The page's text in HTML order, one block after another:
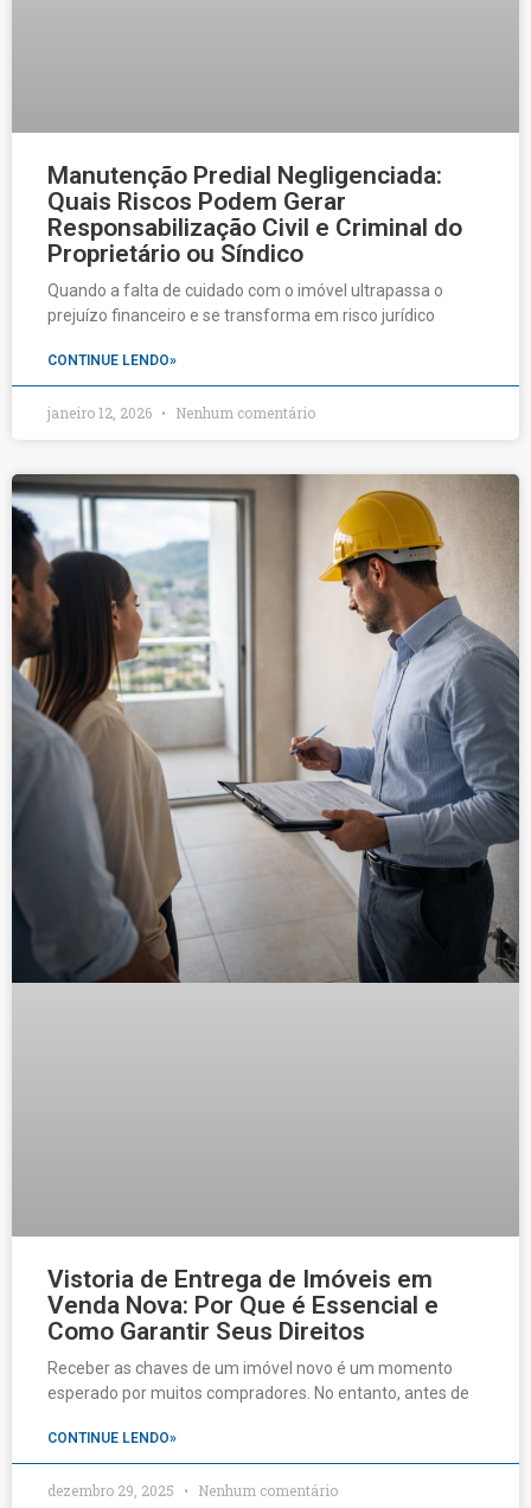
Manutenção Predial Negligenciada:
Quais Riscos Podem Gerar
Responsabilização Civil e Criminal do
Proprietário ou Síndico
Quando a falta de cuidado com o imóvel ultrapassa o
prejuízo financeiro e se transforma em risco jurídico
CONTINUE LENDO»
janeiro 12, 2026 Nenhum comentário
Vistoria de Entrega de Imóveis em
Venda Nova: Por Que é Essencial e
Como Garantir Seus Direitos
Receber as chaves de um imóvel novo é um momento
esperado por muitos compradores. No entanto, antes de
CONTINUE LENDO»
dezembro 29, 2025 Nenhum comentário